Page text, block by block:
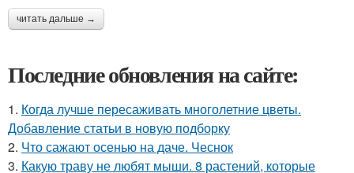
читать дальше →
Последние обновления на сайте:
1. Когда лучше пересаживать многолетние цветы.
Добавление статьи в новую подборку
2. Что сажают осенью на даче. Чеснок
3. Какую траву не любят мыши. 8 растений, которые